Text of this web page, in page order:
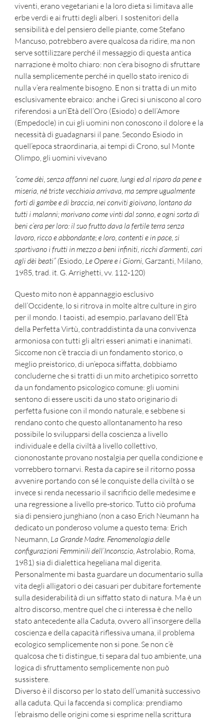
viventi, erano vegetariani e la loro dieta si limitava alle
erbe verdi e ai frutti degli alberi. I sostenitori della
sensibilità e del pensiero delle piante, come Stefano
Mancuso, potrebbero avere qualcosa da ridire, ma non
serve sottilizzare perché il messaggio di questa antica
narrazione è molto chiaro: non c’era bisogno di sfruttare
nulla semplicemente perché in quello stato irenico di
nulla v’era realmente bisogno. E non si tratta di un mito
esclusivamente ebraico: anche i Greci si uniscono al coro
riferendosi a un’Età dell’Oro (Esiodo) o dell’Amore
(Empedocle) in cui gli uomini non conoscono il dolore e la
necessità di guadagnarsi il pane. Secondo Esiodo in
quell’epoca straordinaria, ai tempi di Crono, sul Monte
Olimpo, gli uomini vivevano
“come dèi, senza affanni nel cuore, lungi ed al riparo da pene e
miseria, né triste vecchiaia arrivava, ma sempre ugualmente
forti di gambe e di braccia, nei conviti gioivano, lontano da
tutti i malanni; morivano come vinti dal sonno, e ogni sorta di
beni c’era per loro: il suo frutto dava la fertile terra senza
lavoro, ricco e abbondante; e loro, contenti e in pace, si
spartivano i frutti in mezzo a beni infiniti, ricchi d’armenti, cari
agli dèi beati” (Esiodo, Le Opere e i Giorni, Garzanti, Milano,
1985, trad. it. G. Arrighetti, vv. 112-120)
Questo mito non è appannaggio esclusivo
dell’Occidente, lo si ritrova in molte altre culture in giro
per il mondo. I taoisti, ad esempio, parlavano dell’Età
della Perfetta Virtù, contraddistinta da una convivenza
armoniosa con tutti gli altri esseri animati e inanimati.
Siccome non c’è traccia di un fondamento storico, o
meglio preistorico, di un’epoca siffatta, dobbiamo
concluderne che si tratti di un mito archetipico sorretto
da un fondamento psicologico comune: gli uomini
sentono di essere usciti da uno stato originario di
perfetta fusione con il mondo naturale, e sebbene si
rendano conto che questo allontanamento ha reso
possibile lo svilupparsi della coscienza a livello
individuale e della civiltà a livello collettivo,
ciononostante provano nostalgia per quella condizione e
vorrebbero tornarvi. Resta da capire se il ritorno possa
avvenire portando con sé le conquiste della civiltà o se
invece si renda necessario il sacrificio delle medesime e
una regressione a livello pre-storico. Tutto ciò profuma
sia di pensiero junghiano (non a caso Erich Neumann ha
dedicato un ponderoso volume a questo tema: Erich
Neumann, La Grande Madre. Fenomenologia delle
configurazioni Femminili dell’Inconscio, Astrolabio, Roma,
1981) sia di dialettica hegeliana mal digerita.
Personalmente mi basta guardare un documentario sulla
vita degli alligatori o dei casuari per dubitare fortemente
sulla desiderabilità di un siffatto stato di natura. Ma è un
altro discorso, mentre quel che ci interessa è che nello
stato antecedente alla Caduta, ovvero all’insorgere della
coscienza e della capacità riflessiva umana, il problema
ecologico semplicemente non si pone. Se non c’è
qualcosa che ti distingue, ti separa dal tuo ambiente, una
logica di sfruttamento semplicemente non può
sussistere.
Diverso è il discorso per lo stato dell’umanità successivo
alla caduta. Qui la faccenda si complica: prendiamo
l’ebraismo delle origini come si esprime nella scrittura